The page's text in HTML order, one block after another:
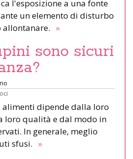
l'esposizione a una fonte
un elemento di disturbo
allontanare. »
sono sicuri
alimenti dipende dalla loro
loro qualità e dal modo in
In generale, meglio
sfusi. »